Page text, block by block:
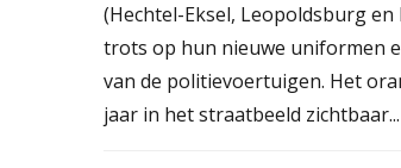
(Hechtel-Eksel, Leopoldsburg en
trots op hun nieuwe uniformen
van de politievoertuigen. Het
jaar in het straatbeeld zichtbaar...